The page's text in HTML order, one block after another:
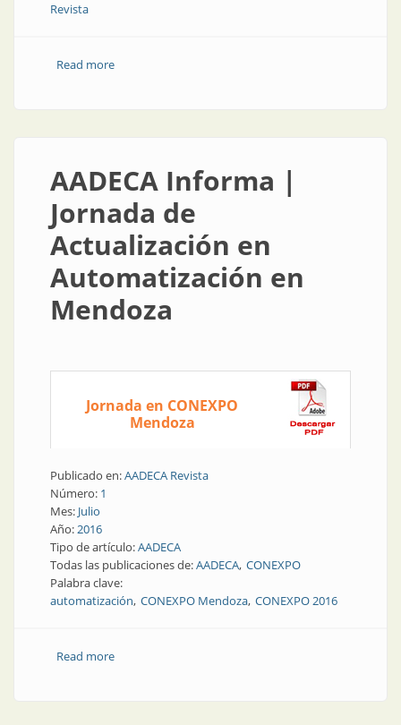
Revista
Read moreabout AADECA Informa | AADECA agasajó a sus socios
AADECA Informa |
Jornada de
Actualización en
Automatización en
Mendoza
Jornada en CONEXPO
Mendoza
Publicado en:AADECA Revista
Número: 1
Mes: Julio
Año:2016
Tipo de artículo:AADECA
Todas las publicaciones de:AADECA CONEXPO
Palabra clave:
automatización CONEXPO Mendoza CONEXPO 2016
Read moreabout AADECA Informa | Jornada de Actualización en